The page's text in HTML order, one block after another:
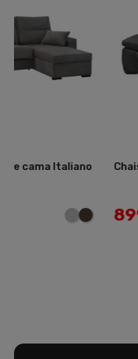
Chaiselongue dcha.
1.123,75 €